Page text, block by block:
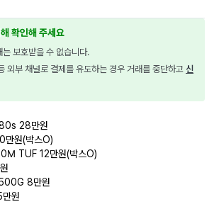
확인해 주세요
는 보호받을 수 없습니다.
외부 채널로 결제를 유도하는 경우 거래를 중단하고 신
28만원
원(박스O)
TUF 12만원(박스O)
8만원
원